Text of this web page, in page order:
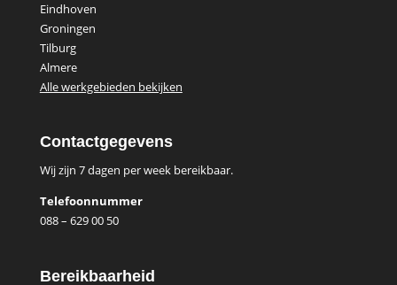
Eindhoven
Groningen
Tilburg
Almere
Alle werkgebieden bekijken
Contactgegevens
Wij zijn 7 dagen per week bereikbaar.
Telefoonnummer
088 – 629 00 50
Bereikbaarheid